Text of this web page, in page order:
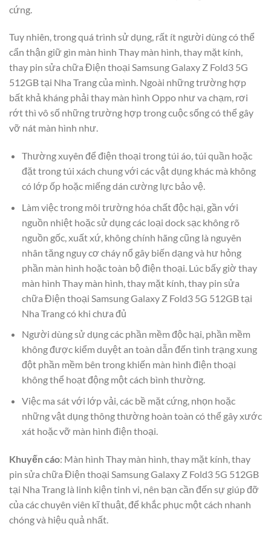
cứng.
Tuy nhiên, trong quá trình sử dụng, rất ít người dùng có thể
cẩn thận giữ gìn màn hình Thay màn hình, thay mặt kính,
thay pin sửa chữa Điện thoại Samsung Galaxy Z Fold3 5G
512GB tại Nha Trang của mình. Ngoài những trường hợp
bất khả kháng phải thay màn hình Oppo như va chạm, rơi
rớt thì vô số những trường hợp trong cuộc sống có thể gây
vỡ nát màn hình như.
Thường xuyên để điện thoại trong túi áo, túi quần hoặc
đặt trong túi xách chung với các vật dụng khác mà không
có lớp ốp hoặc miếng dán cường lực bảo vệ.
Làm việc trong môi trường hóa chất độc hại, gần với
nguồn nhiệt hoặc sử dụng các loại dock sạc không rõ
nguồn gốc, xuất xứ, không chính hãng cũng là nguyên
nhân tăng nguy cơ cháy nổ gây biến dạng và hư hỏng
phần màn hình hoặc toàn bộ điện thoại. Lúc bấy giờ thay
màn hình Thay màn hình, thay mặt kính, thay pin sửa
chữa Điện thoại Samsung Galaxy Z Fold3 5G 512GB tại
Nha Trang có khi chưa đủ
Người dùng sử dụng các phần mềm độc hại, phần mềm
không được kiểm duyệt an toàn dẫn đến tình trạng xung
đột phần mềm bên trong khiến màn hình điện thoại
không thể hoạt động một cách bình thường.
Việc ma sát với lớp vải, các bề mặt cứng, nhọn hoặc
những vật dụng thông thường hoàn toàn có thể gây xước
xát hoặc vỡ màn hình điện thoại.
Khuyến cáo: Màn hình Thay màn hình, thay mặt kính, thay
pin sửa chữa Điện thoại Samsung Galaxy Z Fold3 5G 512GB
tại Nha Trang là linh kiện tinh vi, nên bạn cần đến sự giúp đỡ
của các chuyên viên kĩ thuật, để khắc phục một cách nhanh
chóng và hiệu quả nhất.